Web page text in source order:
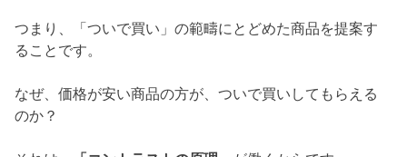
つまり、「ついで買い」の範疇にとどめた商品を提案す
ることです。
なぜ、価格が安い商品の方が、ついで買いしてもらえる
のか？